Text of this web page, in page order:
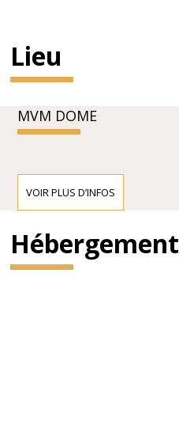
Lieu
MVM DOME
VOIR PLUS D’INFOS
Hébergement